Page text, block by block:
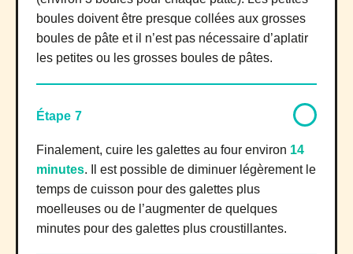
boules doivent être presque collées aux grosses
boules de pâte et il n’est pas nécessaire d’aplatir
les petites ou les grosses boules de pâtes.
Étape 7
Finalement, cuire les galettes au four environ 14
minutes. Il est possible de diminuer légèrement le
temps de cuisson pour des galettes plus
moelleuses ou de l’augmenter de quelques
minutes pour des galettes plus croustillantes.